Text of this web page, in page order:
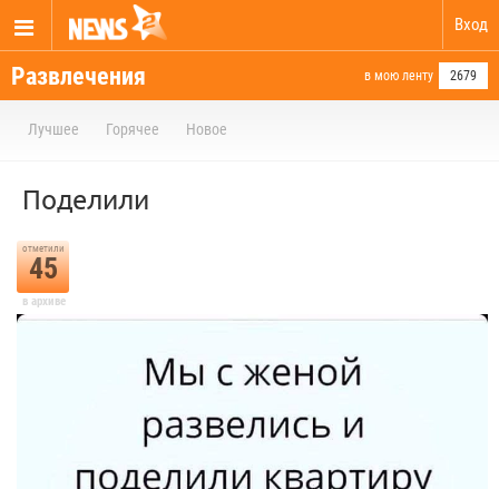
Вход
Развлечения в мою ленту 2679
Лучшее Горячее Новое
Поделили
отметили
45
в архиве